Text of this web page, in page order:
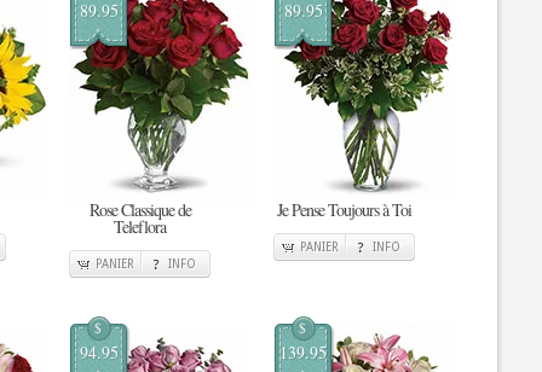
89.95
Rose Classique de
Teleflora
PANIER INFO
89.95
Je Pense Toujours à Toi
PANIER INFO
$
94.95
$
139.95